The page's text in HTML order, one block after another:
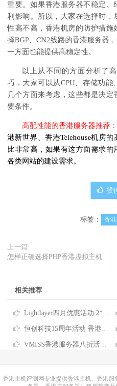
重要。如果香港服务器不稳定、
利影响。所以，大家在选择时，
性高不高，香港机房的防护措施
择BGP、CN2线路的香港服务器
一方面也能提供高稳定性。
以上从不同的方面分析了
巧，大家可以从CPU、存储功
几个方面来考虑，这些都是决
要条件。
高配性能的香港服务器推荐：
港新世界、香港Telehouse机房
比非常高，如果有这方面需求的
各类网站的建设需求。
赞(
标签： 香港
上一篇
怎样正确选择PHP香港虚拟主机
相关推荐
Lightlayer四月优惠活动 2*E5-2678V3香港服务器低至$165/月
恒创科技15周年活动 香港云服务器4折仅需73元/月 香港服务器低至390元/月
VMISS香港服务器八折活动 32G内存960G硬盘仅需89.6加元/月
香港主机评测网专业提供香港主机、香港服